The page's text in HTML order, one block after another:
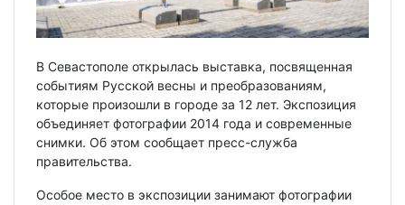
В Севастополе открылась выставка, посвященная
событиям Русской весны и преобразованиям,
которые произошли в городе за 12 лет. Экспозиция
объединяет фотографии 2014 года и современные
снимки. Об этом сообщает пресс-служба
правительства.
Особое место в экспозиции занимают фотографии